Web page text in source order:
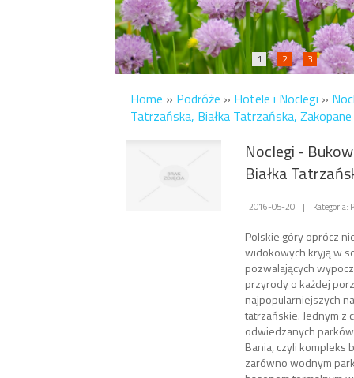
1 2 3
Home » Podróże » Hotele i Noclegi »
Tatrzańska, Białka Tatrzańska, Zakopane
Noclegi -
Białka
2016-05-20 | Kategoria:
Polskie góry oprócz
widokowych kryją w
pozwalających
przyrody o każdej
najpopularniejszych
tatrzańskie. Jednym z
odwiedzanych
Bania, czyli kompleks
zarówno wodnym